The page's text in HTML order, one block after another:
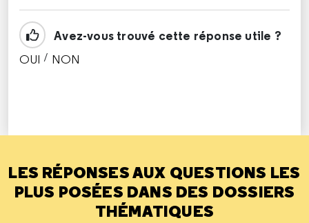
Avez-vous trouvé cette réponse utile ?
OUI / NON
LES RÉPONSES AUX QUESTIONS LES
PLUS POSÉES DANS DES DOSSIERS
THÉMATIQUES